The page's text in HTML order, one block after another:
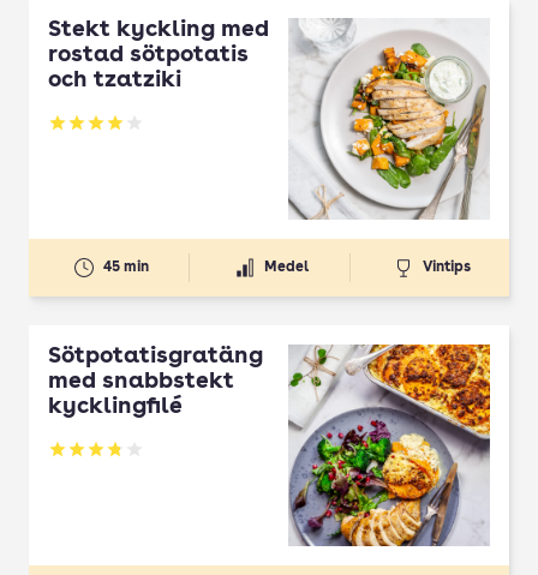
Stekt kyckling med
rostad sötpotatis
och tzatziki
Betyg: 3.99 av 5
45 min Medel Vintips
Sötpotatisgratäng
med snabbstekt
kycklingfilé
Betyg: 3.77 av 5